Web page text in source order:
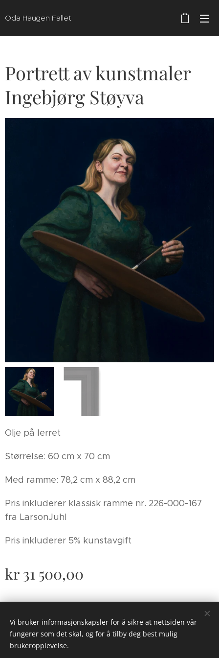
Oda Haugen Fallet
Portrett av kunstmaler
Ingebjørg Støyva
Olje på lerret
Størrelse: 60 cm x 70 cm
Med ramme: 78,2 cm x 88,2 cm
Pris inkluderer klassisk ramme nr. 226-000-167
fra LarsonJuhl
Pris inkluderer 5% kunstavgift
kr 31 500,00
© 2023 Alle rettigheter forbeholdt Oda Haugen Fallet
Informasjonskapsler
Vi bruker informasjonskapsler for å sikre at nettsiden vår
fungerer som det skal, og for å tilby deg best mulig
brukeropplevelse.